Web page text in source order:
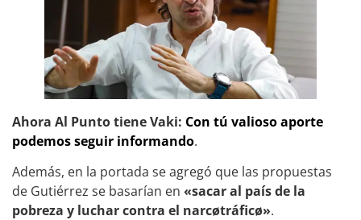
Ahora Al Punto tiene Vaki: Con tú valioso aporte
podemos seguir informando.
Además, en la portada se agregó que las propuestas
de Gutiérrez se basarían en «sacar al país de la
pobreza y luchar contra el narcøtráficø».